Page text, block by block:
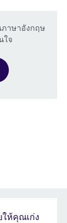
ภาษาอังกฤษ
ใจ
ห้คุณเก่ง